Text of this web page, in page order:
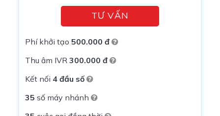
TƯ VẤN
Phí khởi tạo 500.000 đ
Thu âm IVR 300.000 đ
Kết nối 4 đầu số
35 số máy nhánh